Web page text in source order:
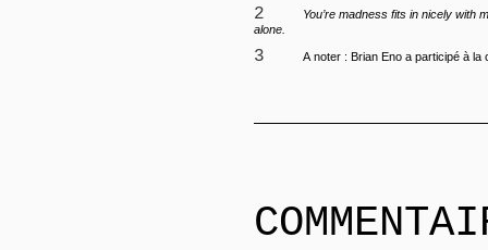
2
You’re madness fits in nicely with
alone.
3 A noter : Brian Eno a participé à la